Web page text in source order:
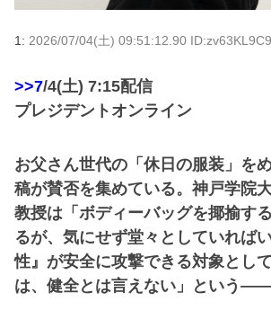
1: 2026/07/04(土) 09:51:12.90 ID:zv63KL9C9
>>7/4(土) 7:15配信
プレジデントオンライン
お父さん世代の「休日の服装」を
稿が賛否を集めている。神戸学院
教授は「ボディーバッグを揶揄す
るが、気にせず堂々としていれば
性』が安全に攻撃できる対象とし
は、健全とは言えない」という――